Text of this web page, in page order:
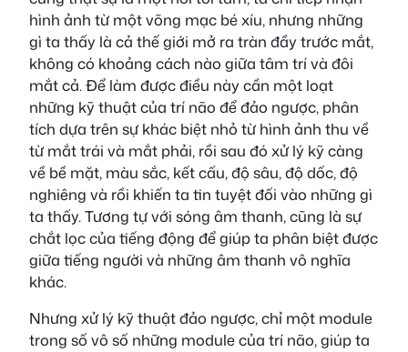
hình ảnh từ một võng mạc bé xíu, nhưng những
gì ta thấy là cả thế giới mở ra tràn đầy trước mắt,
không có khoảng cách nào giữa tâm trí và đôi
mắt cả. Để làm được điều này cần một loạt
những kỹ thuật của trí não để đảo ngược, phân
tích dựa trên sự khác biệt nhỏ từ hình ảnh thu về
từ mắt trái và mắt phải, rồi sau đó xử lý kỹ càng
về bề mặt, màu sắc, kết cấu, độ sâu, độ dốc, độ
nghiêng và rồi khiến ta tin tuyệt đối vào những gì
ta thấy. Tương tự với sóng âm thanh, cũng là sự
chắt lọc của tiếng động để giúp ta phân biệt được
giữa tiếng người và những âm thanh vô nghĩa
khác.
Nhưng xử lý kỹ thuật đảo ngược, chỉ một module
trong số vô số những module của trí não, giúp ta